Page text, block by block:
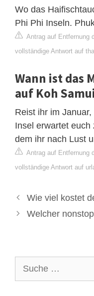
Wo das
Phi Phi Inseln.
Antrag auf Entfernung
vollständige Antwort auf
Wann ist das
auf Koh
Reist ihr im
Insel erwartet euch
dem ihr nach Lust
Antrag auf Entfernung
vollständige Antwort auf
Wie viel kostet
Welcher
nach: